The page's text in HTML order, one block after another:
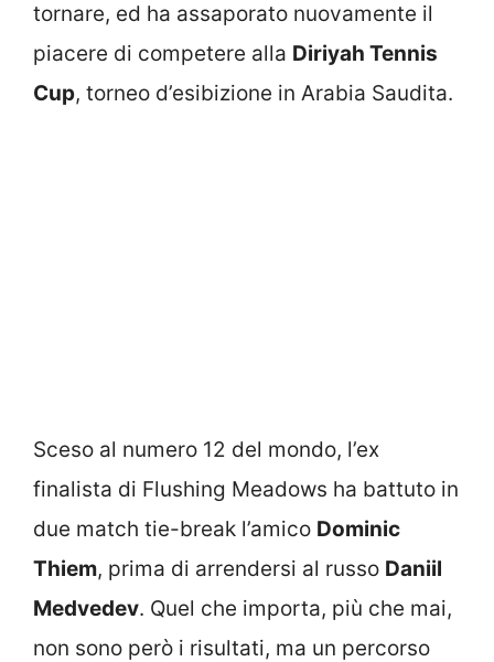
tornare, ed ha assaporato nuovamente il
piacere di competere alla Diriyah Tennis
Cup, torneo d’esibizione in Arabia Saudita.
Sceso al numero 12 del mondo, l’ex
finalista di Flushing Meadows ha battuto in
due match tie-break l’amico Dominic
Thiem, prima di arrendersi al russo Daniil
Medvedev. Quel che importa, più che mai,
non sono però i risultati, ma un percorso